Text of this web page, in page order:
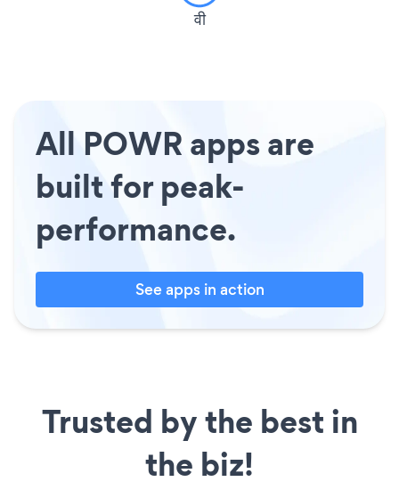
वी
All POWR apps are
built for peak-
performance.
See apps in action
Trusted by the best in
the biz!